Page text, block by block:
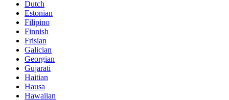
Dutch
Estonian
Filipino
Finnish
Frisian
Galician
Georgian
Gujarati
Haitian
Hausa
Hawaiian